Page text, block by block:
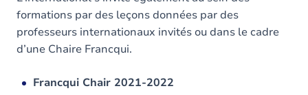
formations par des leçons données par des
professeurs internationaux invités ou dans le cadre
d’une Chaire Francqui.
Francqui Chair 2021-2022